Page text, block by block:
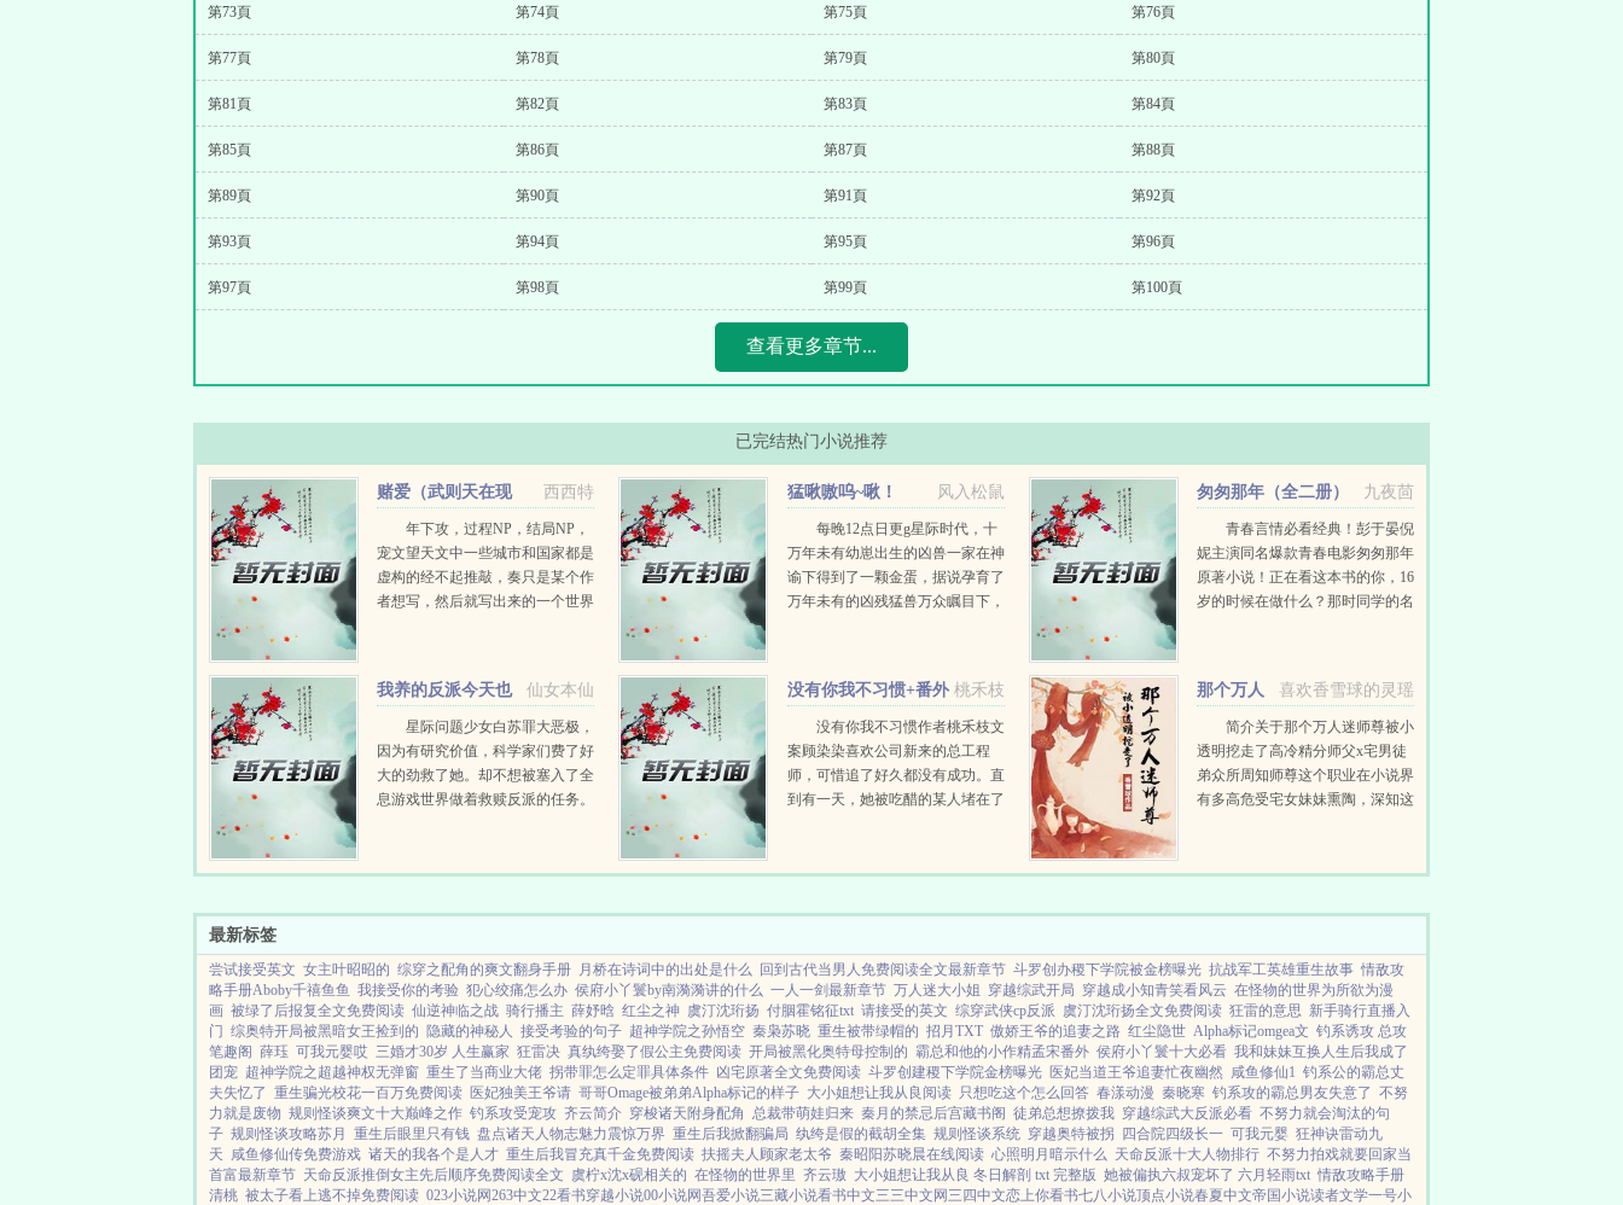
第73頁 第74頁 第75頁 第76頁
第77頁 第78頁 第79頁 第80頁
第81頁 第82頁 第83頁 第84頁
第85頁 第86頁 第87頁 第88頁
第89頁 第90頁 第91頁 第92頁
第93頁 第94頁 第95頁 第96頁
第97頁 第98頁 第99頁 第100頁
查看更多章节...
已完结热门小说推荐
西西特
赌爱（武则天在现
代）+番外
年下攻，过程NP，结局NP，
宠文望天文中一些城市和国家都是
虚构的经不起推敲，奏只是某个作
者想写，然后就写出来的一个世界
王...
风入松鼠
猛啾嗷呜~啾！
每晚12点日更g星际时代，十
万年未有幼崽出生的凶兽一家在神
谕下得到了一颗金蛋，据说孕育了
万年未有的凶残猛兽万众瞩目下，
九夜茴
匆匆那年（全二册）
青春言情必看经典！彭于晏倪
妮主演同名爆款青春电影匆匆那年
原著小说！正在看这本书的你，16
岁的时候在做什么？那时同学的名
仙女本仙
我养的反派今天也
很乖星际问题少女白苏罪大恶极，
因为有研究价值，科学家们费了好
大的劲救了她。却不想被塞入了全
息游戏世界做着救赎反派的任务。
病的反派时，内心行走了一万匹
桃禾枝
没有你我不习惯+番外
没有你我不习惯作者桃禾枝文
案顾染染喜欢公司新来的总工程
师，可惜追了好久都没有成功。直
到有一天，她被吃醋的某人堵在了
什么要甩了我？！她不假思索地质
喜欢香雪球的灵瑶
那个万人
迷师尊被小透明挖走了
简介关于那个万人迷师尊被小
透明挖走了高冷精分师父x宅男徒
弟众所周知师尊这个职业在小说界
有多高危受宅女妹妹熏陶，深知这
俏，气质清冷，门下几个弟子几乎
最新标签
尝试接受英文 女主叶昭昭的 综穿之配角的爽文翻身手册 月桥在诗词中的出处是什么 回到古代当男人免费阅读全文最新章节 斗罗创办稷下学院被金榜曝光 抗战军工英雄重生故事 情敌攻
略手册Aboby千禧鱼鱼 我接受你的考验 犯心绞痛怎么办 侯府小丫鬟by南漪漪讲的什么 一人一剑最新章节 万人迷大小姐 穿越综武开局 穿越成小知青笑看风云 在怪物的世界为所欲为漫
画 被绿了后报复全文免费阅读 仙逆神临之战 骑行播主 薛妤晗 红尘之神 虞汀沈珩扬 付胭霍铭征txt 请接受的英文 综穿武侠cp反派 虞汀沈珩扬全文免费阅读 狂雷的意思 新手骑行直播入
门 综奥特开局被黑暗女王捡到的 隐藏的神秘人 接受考验的句子 超神学院之孙悟空 秦枭苏晓 重生被带绿帽的 招月TXT 傲娇王爷的追妻之路 红尘隐世 Alpha标记omgea文 钓系诱攻 总攻
笔趣阁 薛珏 可我元婴哎 三婚才30岁 人生赢家 狂雷决 真纨绔娶了假公主免费阅读 开局被黑化奥特母控制的 霸总和他的小作精孟宋番外 侯府小丫鬟十大必看 我和妹妹互换人生后我成了
团宠 超神学院之超越神权无弹窗 重生了当商业大佬 拐带罪怎么定罪具体条件 凶宅原著全文免费阅读 斗罗创建稷下学院金榜曝光 医妃当道王爷追妻忙夜幽然 咸鱼修仙1 钓系公的霸总丈
夫失忆了 重生骗光校花一百万免费阅读 医妃独美王爷请 哥哥Omage被弟弟Alpha标记的样子 大小姐想让我从良阅读 只想吃这个怎么回答 春漾动漫 秦晓寒 钓系攻的霸总男友失意了 不努
力就是废物 规则怪谈爽文十大巅峰之作 钓系攻受宠攻 齐云简介 穿梭诸天附身配角 总裁带萌娃归来 秦月的禁忌后宫藏书阁 徒弟总想撩拨我 穿越综武大反派必看 不努力就会淘汰的句
子 规则怪谈攻略苏月 重生后眼里只有钱 盘点诸天人物志魅力震惊万界 重生后我掀翻骗局 纨绔是假的截胡全集 规则怪谈系统 穿越奥特被拐 四合院四级长一 可我元婴 狂神诀雷动九
天 咸鱼修仙传免费游戏 诸天的我各个是人才 重生后我冒充真千金免费阅读 扶摇夫人顾家老太爷 秦昭阳苏晓晨在线阅读 心照明月暗示什么 天命反派十大人物排行 不努力拍戏就要回家当
首富最新章节 天命反派推倒女主先后顺序免费阅读全文 虞柠x沈x砚相关的 在怪物的世界里 齐云璈 大小姐想让我从良 冬日解剖 txt 完整版 她被偏执六叔宠坏了 六月轻雨txt 情敌攻略手册
清桃 被太子看上逃不掉免费阅读 023小说网263中文22看书穿越小说00小说网吾爱小说三藏小说看书中文三三中文网 三四中文恋上你看书七八小说顶点小说春夏中文帝国小说读者文学一号小